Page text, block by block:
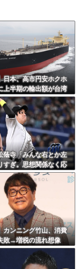
日本、高市円安ホクホ
上半期の輸出額が台湾
抜かれる・・・
蔭寺「みんな右とか左
すぎ。思想関係なく応
よ」
カンニング竹山、消費
敗→増税の流れ想像
総理やりたいと思いま